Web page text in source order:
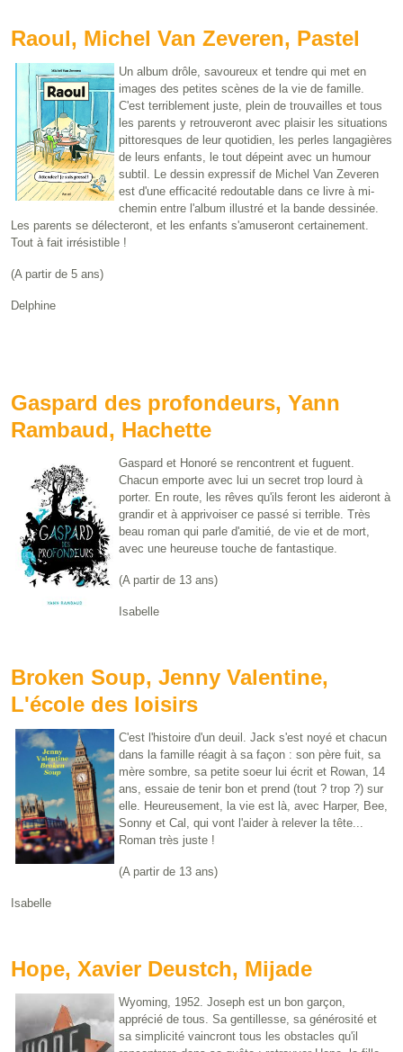
Raoul, Michel Van Zeveren, Pastel
Un album drôle, savoureux et tendre qui met en
images des petites scènes de la vie de famille.
C'est terriblement juste, plein de trouvailles et tous
les parents y retrouveront avec plaisir les situations
pittoresques de leur quotidien, les perles langagières
de leurs enfants, le tout dépeint avec un humour
subtil. Le dessin expressif de Michel Van Zeveren
est d'une efficacité redoutable dans ce livre à mi-
chemin entre l'album illustré et la bande dessinée.
Les parents se délecteront, et les enfants s'amuseront certainement.
Tout à fait irrésistible !
(A partir de 5 ans)
Delphine
Gaspard des profondeurs, Yann
Rambaud, Hachette
Gaspard et Honoré se rencontrent et fuguent.
Chacun emporte avec lui un secret trop lourd à
porter. En route, les rêves qu'ils feront les aideront à
grandir et à apprivoiser ce passé si terrible. Très
beau roman qui parle d'amitié, de vie et de mort,
avec une heureuse touche de fantastique.
(A partir de 13 ans)
Isabelle
Broken Soup, Jenny Valentine,
L'école des loisirs
C'est l'histoire d'un deuil. Jack s'est noyé et chacun
dans la famille réagit à sa façon : son père fuit, sa
mère sombre, sa petite soeur lui écrit et Rowan, 14
ans, essaie de tenir bon et prend (tout ? trop ?) sur
elle. Heureusement, la vie est là, avec Harper, Bee,
Sonny et Cal, qui vont l'aider à relever la tête...
Roman très juste !
(A partir de 13 ans)
Isabelle
Hope, Xavier Deustch, Mijade
Wyoming, 1952. Joseph est un bon garçon,
apprécié de tous. Sa gentillesse, sa générosité et
sa simplicité vaincront tous les obstacles qu'il